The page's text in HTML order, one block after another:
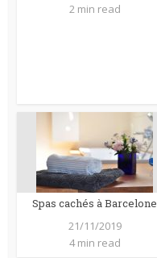
2 min read
Spas cachés à Barcelone
21/11/2019
4 min read